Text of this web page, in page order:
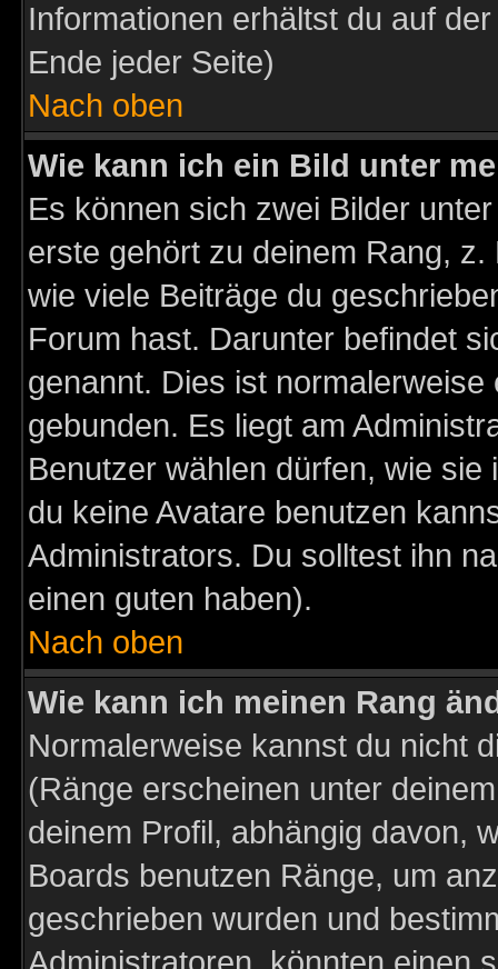
Informationen erhältst du auf
Ende jeder Seite)
Nach oben
Wie kann ich ein Bild unter
Es können sich zwei Bilder
erste gehört zu deinem Rang,
wie viele Beiträge du
Forum hast. Darunter befindet
genannt. Dies ist
gebunden. Es liegt am
Benutzer wählen dürfen, wie
du keine Avatare benutzen
Administrators. Du solltest ihn
einen guten haben).
Nach oben
Wie kann ich meinen Rang
Normalerweise kannst du nicht
(Ränge erscheinen unter
deinem Profil, abhängig davon,
Boards benutzen Ränge, um
geschrieben wurden und